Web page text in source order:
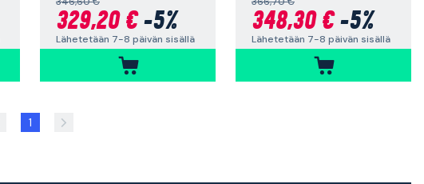
329,20 €-5%
Lähetetään 7-8 päivän sisällä
348,30 €-5%
Lähetetään 7-8 päivän sisällä
1